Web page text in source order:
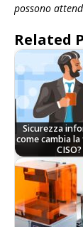
possono
Related
Sicurezza
come cambia
CISO?